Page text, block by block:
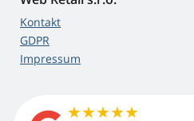
Kontakt
GDPR
Impressum